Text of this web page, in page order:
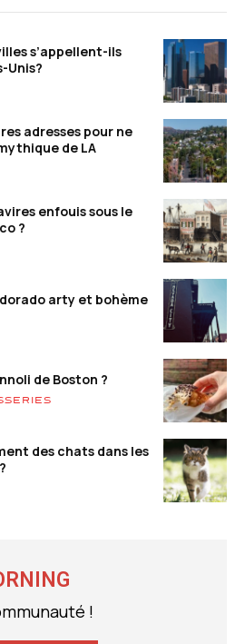
s’appellent-ils
Unis?
adresses pour ne
de LA
enfouis sous le
?
arty et bohème
de Boston ?
des chats dans les
!